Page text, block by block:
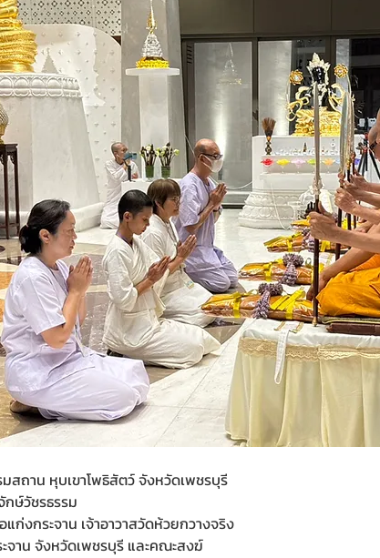
สถาน หุบเขาโพธิสัตว์ จังหวัดเพชรบุรี
กษ์วัชรธรรม
แก่งกระจาน เจ้าอาวาสวัดห้วยกวางจริง
จาน จังหวัดเพชรบุรี และคณะสงฆ์